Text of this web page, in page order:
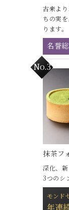
古来よ
ちの実
ります。
名誉
抹茶フ
深化、新
3つのシ
モンド
年連